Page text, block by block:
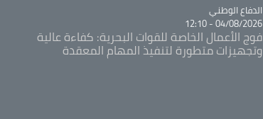
Catégorie
الدفاع الوطني
04/08/2026 - 12:10
فوج الأعمال الخاصة للقوات البحرية: كفاءة عالية
وتجهيزات متطورة لتنفيذ المهام المعقدة